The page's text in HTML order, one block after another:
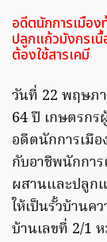
อดีตนักการเมือ
ปลูกแก้วมังกรเ
ต้องใช้สารเคมี
วันที่ 22 พฤษภ
64 ปี เกษตรก
อดีตนักการเมือ
กับอาชีพนักกา
ผสานและปลูก
ให้เป็นรั้วบ้านค
บ้านเลขที่ 2/1